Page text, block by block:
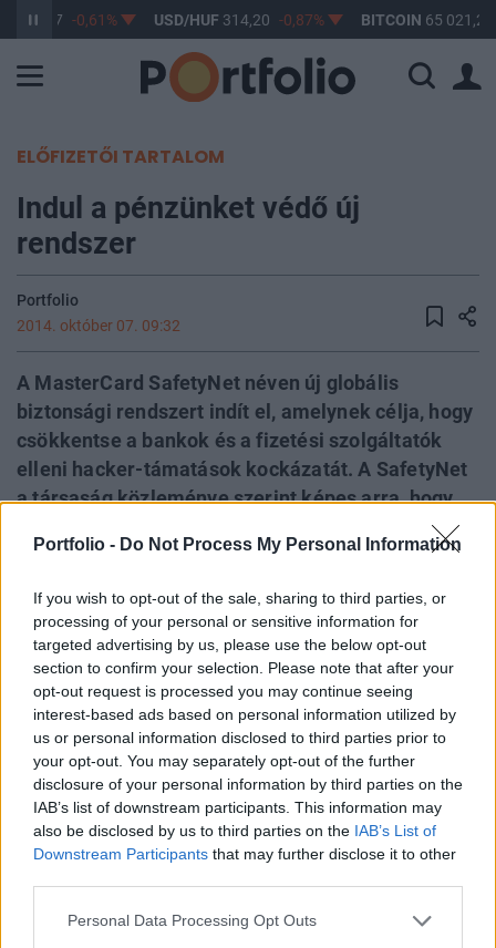
Portfolio - Do Not Process My Personal Information
If you wish to opt-out of the sale, sharing to third parties, or
processing of your personal or sensitive information for
targeted advertising by us, please use the below opt-out
section to confirm your selection. Please note that after your
opt-out request is processed you may continue seeing
interest-based ads based on personal information utilized by
us or personal information disclosed to third parties prior to
your opt-out. You may separately opt-out of the further
disclosure of your personal information by third parties on the
IAB’s list of downstream participants. This information may
also be disclosed by us to third parties on the IAB’s List of
Downstream Participants that may further disclose it to other
Personal Data Processing Opt Outs
363,17 -0,61% USD/HUF 314,20 -0,87% BITCOIN 65 021,28
ELŐFIZETŐI TARTALOM
Indul a pénzünket védő új
rendszer
Portfolio
2014. október 07. 09:32
A MasterCard SafetyNet néven új globális
biztonsági rendszert indít el, amelynek célja, hogy
csökkentse a bankok és a fizetési szolgáltatók
elleni hacker-támatások kockázatát. A SafetyNet
a társaság közleménye szerint képes arra, hogy
potenciális támadásokat, mielőtt azok
pénzügyi szolgáltató észrevette volna a támadást.
A SafetyNet a biztonsági védelmi rendszerek jövő
generációjához tartozik. Azért képes a visszaéléseket még
azok megtörténte előtt felfedni és megakadályozni, mert
olyan intelligens technológiai háttérre épül, amely valós
időben érzékeli a visszaélési kísérleteket, és azonnal
megakadályozza, hogy megtörténjen a hamis fizetési
tranzakció. A SafetyNet a bankok jelenleg...
KEDVES OLVASÓNK!
A keresett cikk a portfolio.hu hírarchívumához